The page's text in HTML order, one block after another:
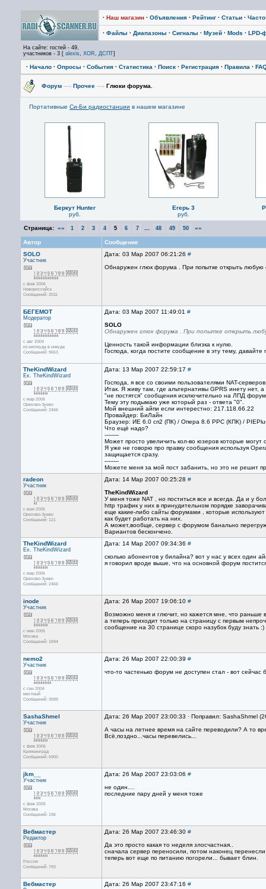
· Наш магазин · Объявления · Рейтинг · Статьи ·
· Файлы · Диапазоны · Сигналы · Музей · Mods · LPD-
На сайте: гостей - 49,
участников - 3 [ alexis, XOR, ДСПТ]
· Начало · Опросы · События · Статистика · Поиск · Регистрация · Правила ·
Форум —› Прочее —› Глюки форума.
Портативные Си-Би радиостанции в нашем магазине
Беркут Hunter
руб.
Егерь 3
руб.
Страница: «« 1 2 3 4 5 6 7 48 49 50 »»
Автор
Сообщение
SOLO
Участник
с фев 2006
Новороссийск
Сообщений: 2011
Дата: 03 Мар 2007 06:21:26 #
Обнаружен глюк форума . При попытке открыть любую
БЕГЕМОТ
Модератор
с авг 2004
из ниоткуда в никуда
Сообщений: 9653
Дата: 03 Мар 2007 11:49:01 #
SOLO
Обнаружен глюк форума . При попытке открыть
Ценность такой информации близка к нулю.
Господа, когда постите сообщение в эту тему,
TheKindWizard
Ex. TheKindWizard
с мар 2006
Орехово-Зуево
Сообщений: 2466
Дата: 13 Мар 2007 22:59:17 #
Господа, я все со своими пользователями NAT-
Итак. Я живу там, где альтернативы GPRS инету нет,
"не постятся" сообщения исключительно на ЛПД
Тему эту подымаю уже который раз - ответа "0".
Мой внешний айпи если интерестно: 217.118.66.22
Провайдер: БиЛайн
Браузер: ИЕ 6.0 сп2 (ПК) / Опера 8.6 PPC (КПК) /
Что ещё надо?
--------
Может просто увеличить кол-во юзеров которые
Я уже не говорю про правку сообщения используя
защищается сразу.
--------
Можете меня за мой пост забанить, но это не решит
radeon
Участник
с мая 2005
Орехово-Зуево
Сообщений: 121
Дата: 14 Мар 2007 00:25:28 #
TheKindWizard
У меня тоже NAT , но поститься все и всегда. Да и у
http трафик у них в принудительном порядке
еще какие-либо сайты форумами , которые используют
как будет работать на них.
А может,вообще, сервер с форумом банально
Вариантов бескончено.
TheKindWizard
Ex. TheKindWizard
с мар 2006
Орехово-Зуево
Сообщений: 2466
Дата: 14 Мар 2007 09:34:36 #
сколько абонентов у билайна? вот у нас у всех один
я говорил вроде выше, что на основной форум
inode
Участник
с июн 2005
Москва
Сообщений: 1694
Дата: 26 Мар 2007 19:06:10 #
Возможно меня и глючит, но кажется мне, что
а теперь приходит только на страницу с первым
сообщение на 30 странице скоро назубок буду знать :)
nemo2
Участник
с сен 2004
местный
Сообщений: 3589
Дата: 26 Мар 2007 22:00:39 #
что-то частенько форум не доступен стал - вот
SashaShmel
Участник
с фев 2006
Калининград
Сообщений: 5900
Дата: 26 Мар 2007 23:00:33 · Поправил: SashaShmel
А часы на летнее время на сайте переводили? А то
Всё,поздно...часы перевелись...
jkm__
Участник
с фев 2005
Москва
Сообщений: 196
Дата: 26 Мар 2007 23:03:06 #
не один....
последние пару дней у меня тоже
Вебмастер
Редактор
Россия
Сообщений: 793
Дата: 26 Мар 2007 23:46:30 #
Да это просто какая то неделя злосчастная..
сначала сервер переносили, потом наконец
теперь вот еще по питанию погорели... бывает блин.
Вебмастер Дата: 26 Мар 2007 23:47:16 #